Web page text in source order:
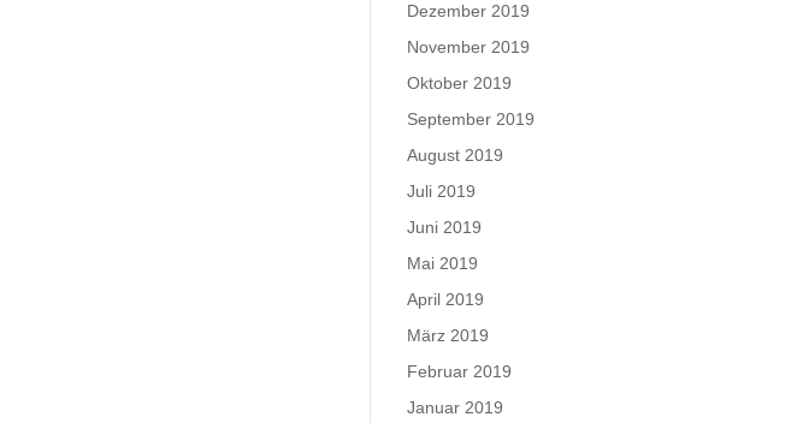
Dezember 2019
November 2019
Oktober 2019
September 2019
August 2019
Juli 2019
Juni 2019
Mai 2019
April 2019
März 2019
Februar 2019
Januar 2019